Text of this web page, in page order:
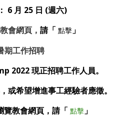
6 月 25 日 (週六)
會網頁， 請「 點擊 」
期工作招聘
2022 現正招聘工作人員。
或希望增進事工經驗者應徵。
教會網頁， 請「 點擊 」